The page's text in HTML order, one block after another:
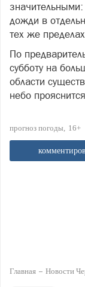
дожди в
тех же
По
субботу на
области
небо
прогноз погоды 16+
Главная Новости